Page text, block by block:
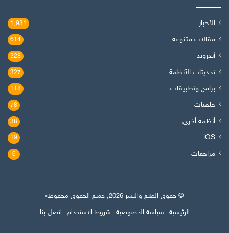
الأخبار 1٬931
مقالات متنوعة 614
أندرويد 328
تحديثات الأنظمة 327
برامج وتطبيقات 118
خلفيات 78
أنظمة أخرى 38
iOS
19
مراجعات 6
© حقوق الطبع والنشر 2026, جميع الحقوق محفوظة
الرئيسية
سياسة الخصوصية شروط الاستخدام اتصل بنا